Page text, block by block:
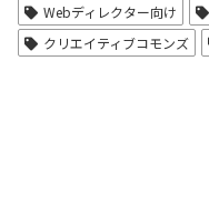
Webディレクター向け
クリエイティブコモンズ